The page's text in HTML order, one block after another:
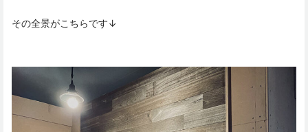
その全景がこちらです↓